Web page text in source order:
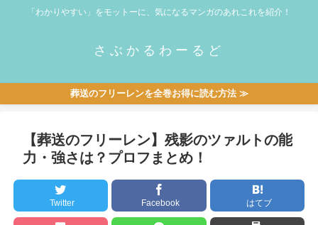
「わかりやすい」をモットーに、気になるマンガのあれこれを紹介！
さぶかるわーるど
葬送のフリーレンを全巻お得に読む方法 ≫
【葬送のフリーレン】残影のツァルトの能
力・強さは？プロフまとめ！
Twitter Facebook はてブ